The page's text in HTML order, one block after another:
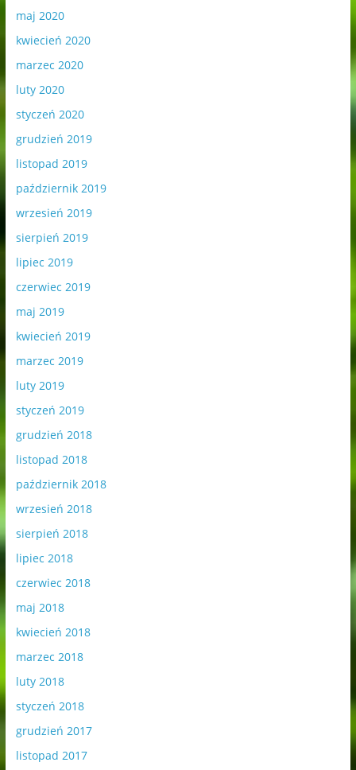
maj 2020
kwiecień 2020
marzec 2020
luty 2020
styczeń 2020
grudzień 2019
listopad 2019
październik 2019
wrzesień 2019
sierpień 2019
lipiec 2019
czerwiec 2019
maj 2019
kwiecień 2019
marzec 2019
luty 2019
styczeń 2019
grudzień 2018
listopad 2018
październik 2018
wrzesień 2018
sierpień 2018
lipiec 2018
czerwiec 2018
maj 2018
kwiecień 2018
marzec 2018
luty 2018
styczeń 2018
grudzień 2017
listopad 2017